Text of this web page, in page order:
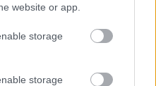
website or app.
storage
storage